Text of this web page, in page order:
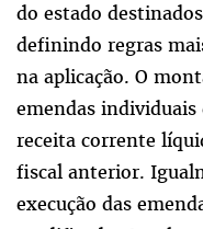
do estado
definindo regras
na aplicação. O
emendas individuais
receita corrente
fiscal anterior.
execução das